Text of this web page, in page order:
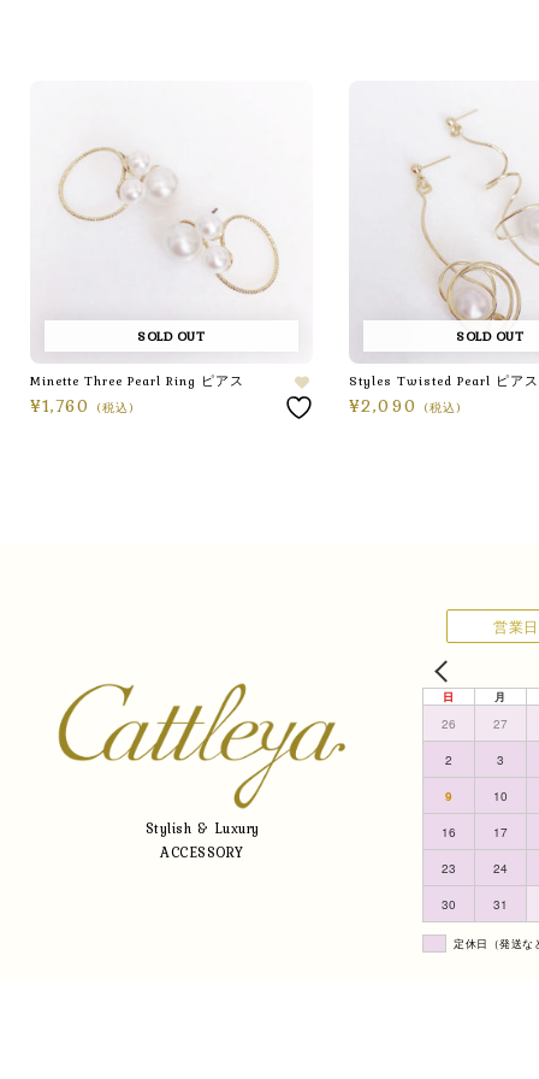
SOLD OUT
Minette Three Pearl Ring ピアス
¥1,760 (税込)
SOLD OUT
Styles Twisted Pearl ピアス
¥2,090 (税込)
Stylish & Luxury
ACCESSORY
営業
日 月
26 27
2 3
9 10
16 17
23 24
30 31
定休日（発送な